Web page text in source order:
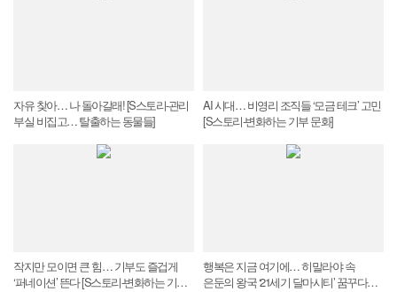
자유 찾아… 나 돌아갈래! [S스토리-관리
부실 비집고… 탈출하는 동물들]
AI 시대… 비영리 조직들 ‘모금 테크’ 고민
[S스토리-변화하는 기부 문화]
작지만 모이면 큰 힘… 기부도 즐겁게
‘퍼네이션’ 뜬다 [S스토리-변화하는 기부
행복은 지금 여기에… 히말라야 속
은둔의 왕국 ‘21세기 달마시티’ 꿈꾸다